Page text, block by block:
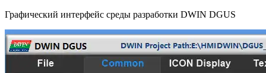
Графический интерфейс среды разработки DWIN DGUS